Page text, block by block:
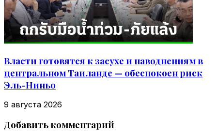
Власти готовятся к засухе и наводнениям в
центральном Таиланде — обеспокоен риск
Эль-Ниньо
9 августа 2026
Добавить комментарий